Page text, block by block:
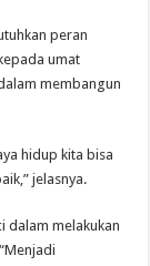
peran
umat
membangun
hidup kita bisa
jelasnya.
dalam melakukan